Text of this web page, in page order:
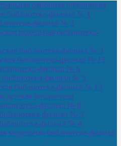
районная библиотека
библиотека-филиал № 1
филиал № 2
модельная библиотека-
библиотека-филиал № 3
библиотека-филиал № 15
филиал № 6
библиотека-филиал № 5
библиотека-филиал № 13
детская библиотека
филиал № 8
библиотека-филиал № 9
филиал № 4
модельная библиотека-филиал